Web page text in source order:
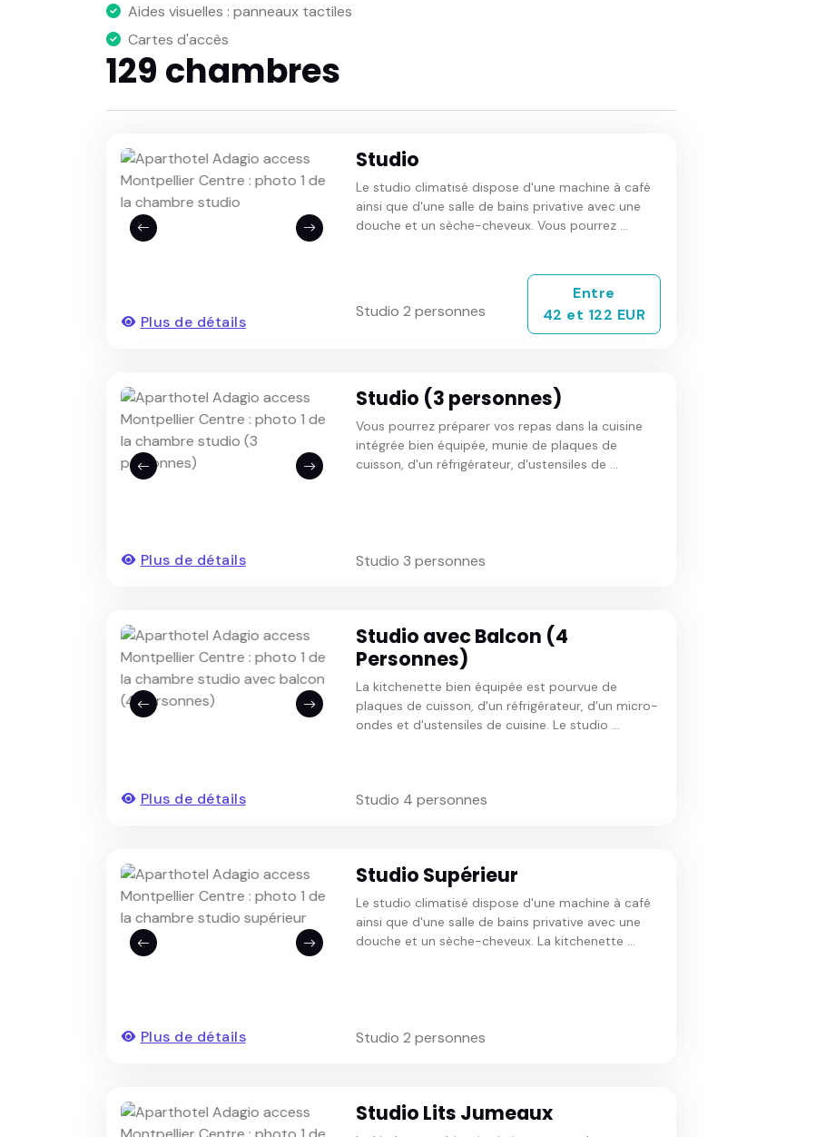
Aides visuelles : panneaux tactiles
Cartes d'accès
129 chambres
Plus de détails
Studio
Le studio climatisé dispose d'une machine à café
ainsi que d'une salle de bains privative avec une
douche et un sèche-cheveux. Vous pourrez ...
Studio 2 personnes
Entre
42 et 122 EUR
Plus de détails
Studio (3 personnes)
Vous pourrez préparer vos repas dans la cuisine
intégrée bien équipée, munie de plaques de
cuisson, d'un réfrigérateur, d'ustensiles de ...
Studio 3 personnes
Plus de détails
Studio avec Balcon (4
Personnes)
La kitchenette bien équipée est pourvue de
plaques de cuisson, d'un réfrigérateur, d'un micro-
ondes et d'ustensiles de cuisine. Le studio ...
Studio 4 personnes
Plus de détails
Studio Supérieur
Le studio climatisé dispose d'une machine à café
ainsi que d'une salle de bains privative avec une
douche et un sèche-cheveux. La kitchenette ...
Studio 2 personnes
Studio Lits Jumeaux